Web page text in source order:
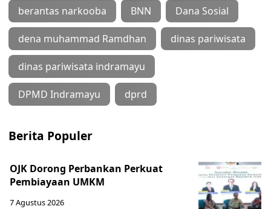
berantas narkooba BNN Dana Sosial
dena muhammad Ramdhan dinas pariwisata
dinas pariwisata indramayu
DPMD Indramayu dprd
Berita Populer
OJK Dorong Perbankan Perkuat
Pembiayaan UMKM
7 Agustus 2026